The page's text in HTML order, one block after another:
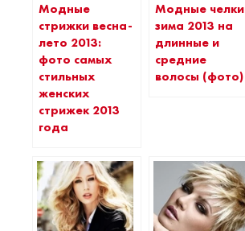
Модные
стрижки весна-
лето 2013:
фото самых
стильных
женских
стрижек 2013
года
Модные челки
зима 2013 на
длинные и
средние
волосы (фото)